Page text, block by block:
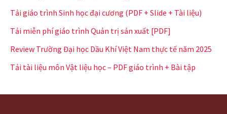
Tải giáo trình Sinh học đại cương (PDF + Slide + Tài liệu)
Tải miễn phí giáo trình Quản trị sản xuất [PDF]
Review Trường Đại học Dầu Khí Việt Nam thực tế năm 2025
Tải tài liệu môn Vật liệu học – PDF giáo trình + Bài tập